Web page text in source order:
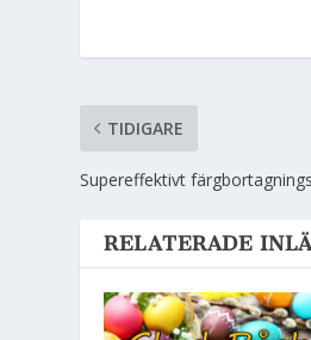
TIDIGARE
Supereffektivt
RELATERADE